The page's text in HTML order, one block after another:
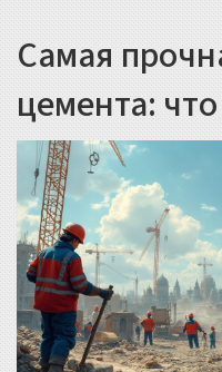
Самая
цемента: